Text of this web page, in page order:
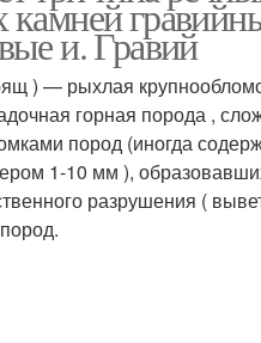
камней
и. Гравий
) — рыхлая
горная порода ,
пород (иногда
1-10 мм ),
разрушения (